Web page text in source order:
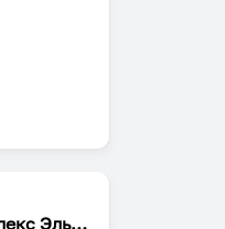
Гостинично-развлекательный комплекс Эльотель